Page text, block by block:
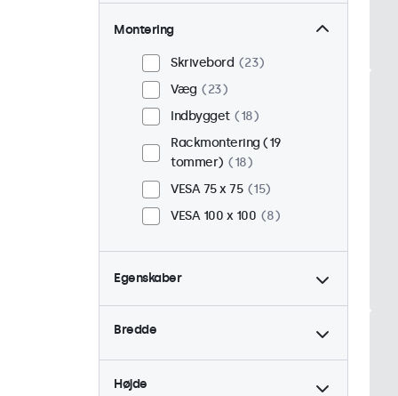
Montering
Skrivebord
23
Væg
23
Indbygget
18
Rackmontering (19
tommer)
18
VESA 75 x 75
15
VESA 100 x 100
8
Egenskaber
4:3 / 5:4
6
Dæmpbar
23
Bredde
Højde